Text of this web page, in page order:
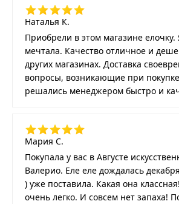
Наталья К.
Приобрели в этом магазине елочку.
мечтала. Качество отличное и
других магазинах. Доставка
вопросы, возникающие при
решались менеджером быстро и
Мария С.
Покупала у вас в Августе
Валерио. Еле еле дождалась
) уже поставила. Какая она
очень легко. И совсем нет запаха!